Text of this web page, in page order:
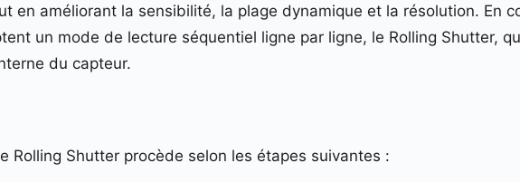
en améliorant la sensibilité, la plage dynamique et la résolution. En
un mode de lecture séquentiel ligne par ligne, le Rolling Shutter,
du capteur.
Rolling Shutter procède selon les étapes suivantes :